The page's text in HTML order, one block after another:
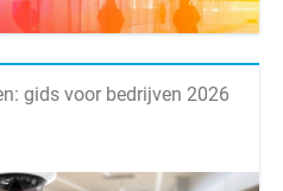
gids voor bedrijven 2026